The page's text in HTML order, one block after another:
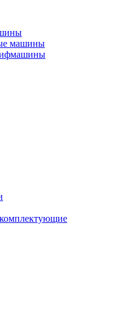
машины